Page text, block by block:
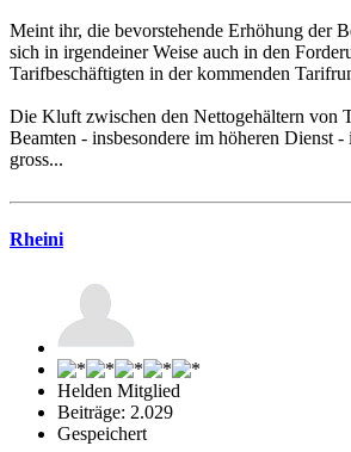
Meint ihr, die bevorstehende Erhöhung der
sich in irgendeiner Weise auch in den
Tarifbeschäftigten in der kommenden
Die Kluft zwischen den Nettogehältern von
Beamten - insbesondere im höheren Dienst -
gross...
Rheini
Helden Mitglied
Beiträge: 2.029
Gespeichert